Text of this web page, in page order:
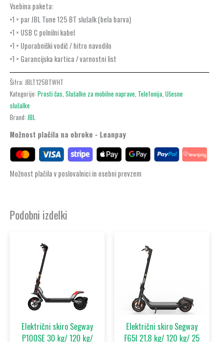
Vsebina paketa:
•1 × par JBL Tune 125 BT slušalk (bela barva)
•1 × USB C polnilni kabel
•1 × Uporabniški vodič / hitro navodilo
•1 × Garancijska kartica / varnostni list
Šifra: JBLT125BTWHT
Kategorije: Prosti čas Slušalke za mobilne naprave Telefonija Ušesne
slušalke
Brand: JBL
Možnost plačila na obroke - Leanpay
Možnost plačila v poslovalnici in osebni prevzem
Podobni izdelki
Električni skiro Segway
P100SE 30 kg/ 120 kg/
Električni skiro Segway
F65I 21,8 kg/ 120 kg/ 25